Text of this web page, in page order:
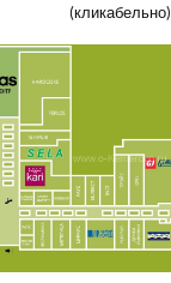
(кликабельно)